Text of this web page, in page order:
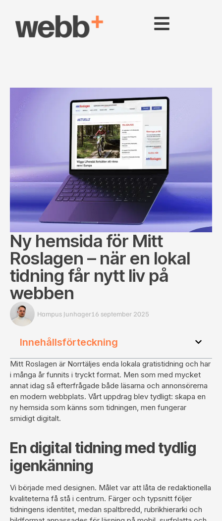
Ny hemsida för Mitt
Roslagen – när en lokal
tidning får nytt liv på
webben
Hampus Junhager16 september 2025
Innehållsförteckning
Mitt Roslagen är Norrtäljes enda lokala gratistidning och har
i många år funnits i tryckt format. Men som med mycket
annat idag så efterfrågade både läsarna och annonsörerna
en modern webbplats. Vårt uppdrag blev tydligt: skapa en
ny hemsida som känns som tidningen, men fungerar
smidigt digitalt.
En digital tidning med tydlig
igenkänning
Vi började med designen. Målet var att låta de redaktionella
kvaliteterna få stå i centrum. Färger och typsnitt följer
tidningens identitet, medan spaltbredd, rubrikhierarki och